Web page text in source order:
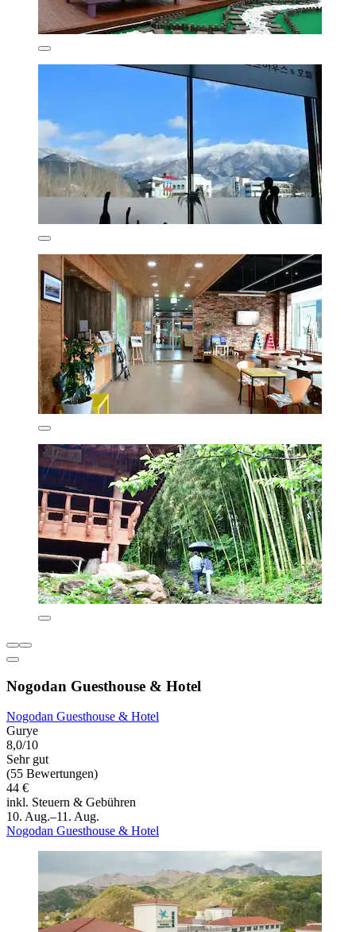
Nogodan Guesthouse & Hotel
Nogodan Guesthouse & Hotel
Gurye
8,0/10
Sehr gut
(55 Bewertungen)
44 €
inkl. Steuern & Gebühren
10. Aug.–11. Aug.
Nogodan Guesthouse & Hotel